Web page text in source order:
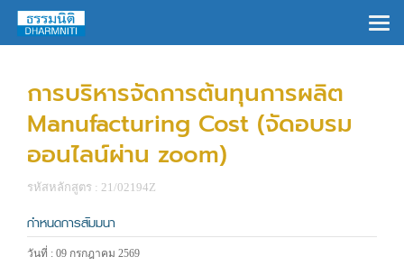
การบริหารจัดการต้นทุนการผลิต
Manufacturing Cost (จัดอบรม
ออนไลน์ผ่าน zoom)
รหัสหลักสูตร : 21/02194Z
กำหนดการสัมมนา
วันที่ : 09 กรกฎาคม 2569
×